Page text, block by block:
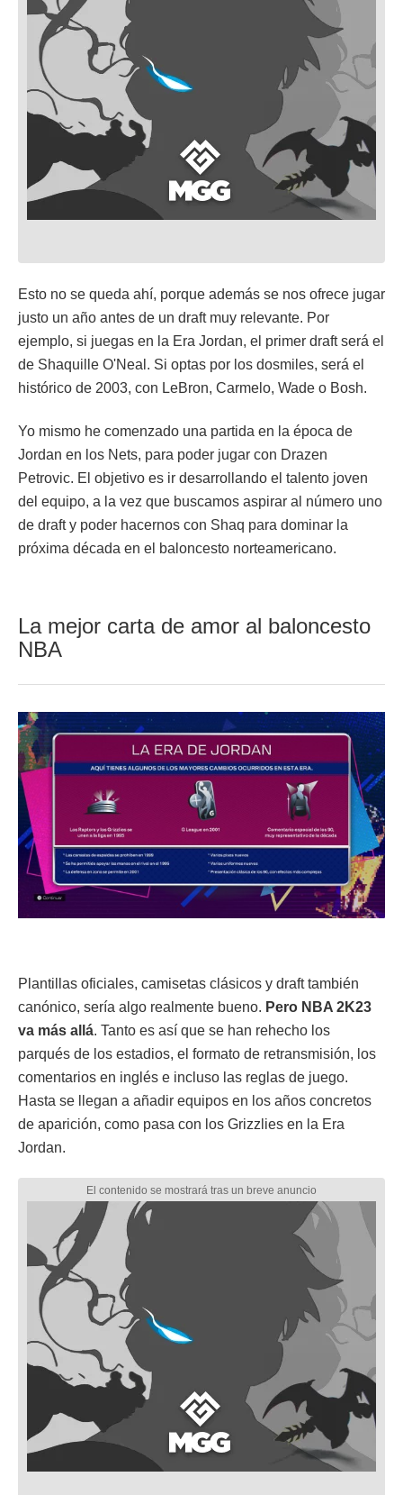
Esto no se queda ahí, porque además se nos ofrece jugar
justo un año antes de un draft muy relevante. Por
ejemplo, si juegas en la Era Jordan, el primer draft será el
de Shaquille O'Neal. Si optas por los dosmiles, será el
histórico de 2003, con LeBron, Carmelo, Wade o Bosh.
Yo mismo he comenzado una partida en la época de
Jordan en los Nets, para poder jugar con Drazen
Petrovic. El objetivo es ir desarrollando el talento joven
del equipo, a la vez que buscamos aspirar al número uno
de draft y poder hacernos con Shaq para dominar la
próxima década en el baloncesto norteamericano.
La mejor carta de amor al baloncesto
NBA
Plantillas oficiales, camisetas clásicos y draft también
canónico, sería algo realmente bueno. Pero NBA 2K23
va más allá. Tanto es así que se han rehecho los
parqués de los estadios, el formato de retransmisión, los
comentarios en inglés e incluso las reglas de juego.
Hasta se llegan a añadir equipos en los años concretos
de aparición, como pasa con los Grizzlies en la Era
Jordan.